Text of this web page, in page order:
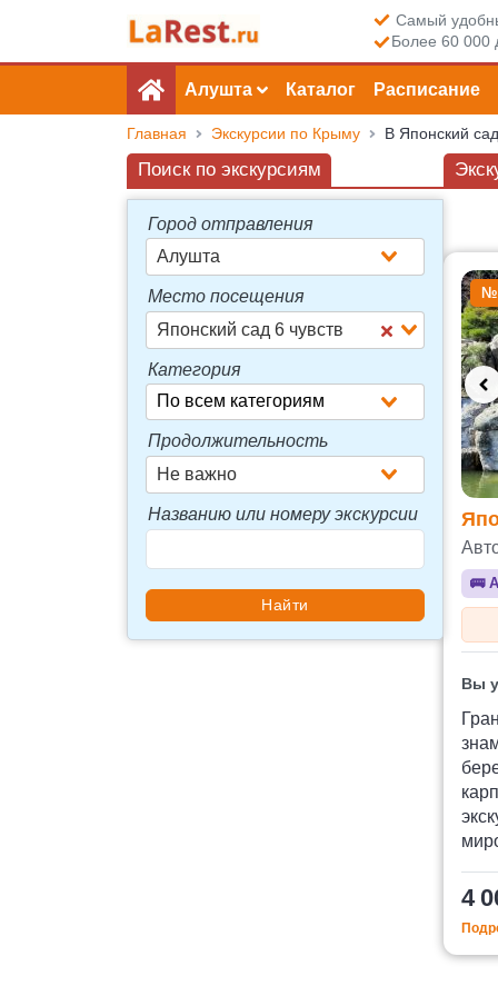
Самый
Более 60 000
Алушта Каталог Расписание
Главная Экскурсии по Крыму В Японский
№
🚌
Вы
4
Поиск по экскурсиям
Город отправления
Алушта
Место посещения
Японский сад 6 чувств
Категория
Продолжительность
Не важно
Названию или номеру экскурсии